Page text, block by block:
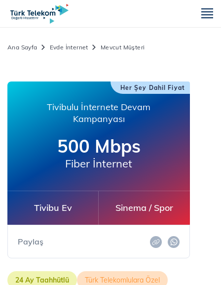
Ana Sayfa Evde İnternet Mevcut Müşteri
Her Şey Dahil Fiyat
Tivibulu İnternete Devam
Kampanyası
500 Mbps
Fiber İnternet
Tivibu Ev Sinema / Spor
Paylaş
24 Ay Taahhütlü Türk Telekomlulara Özel